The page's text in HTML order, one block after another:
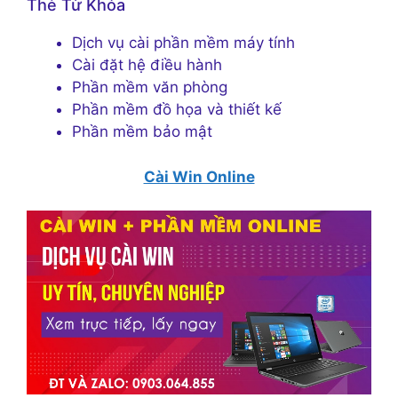
Thẻ Từ Khóa
Dịch vụ cài phần mềm máy tính
Cài đặt hệ điều hành
Phần mềm văn phòng
Phần mềm đồ họa và thiết kế
Phần mềm bảo mật
Cài Win Online